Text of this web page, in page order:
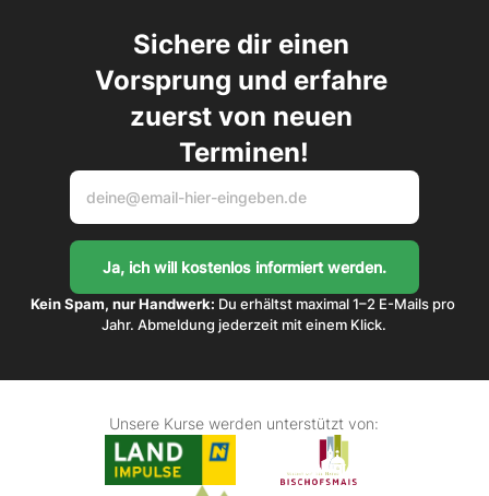
Sichere dir einen
Vorsprung und erfahre
zuerst von neuen
Terminen!
Kein Spam, nur Handwerk: Du erhältst maximal 1–2 E-Mails pro
Jahr. Abmeldung jederzeit mit einem Klick.
Unsere Kurse werden unterstützt von: